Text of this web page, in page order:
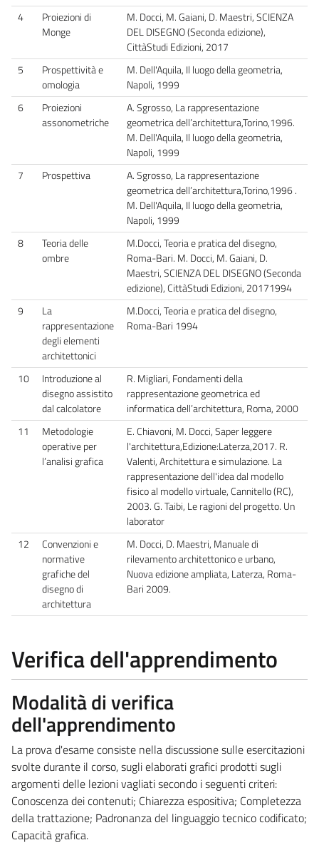
4
Proiezioni di
Monge
M. Docci, M. Gaiani, D. Maestri, SCIENZA
DEL DISEGNO (Seconda edizione),
CittàStudi Edizioni, 2017
5
Prospettività e
omologia
M. Dell'Aquila, Il luogo della geometria,
Napoli, 1999
6
Proiezioni
assonometriche
A. Sgrosso, La rappresentazione
geometrica dell’architettura,Torino,1996.
M. Dell'Aquila, Il luogo della geometria,
Napoli, 1999
7
Prospettiva
A. Sgrosso, La rappresentazione
geometrica dell’architettura,Torino,1996 .
M. Dell'Aquila, Il luogo della geometria,
Napoli, 1999
8
Teoria delle
ombre
M.Docci, Teoria e pratica del disegno,
Roma-Bari. M. Docci, M. Gaiani, D.
Maestri, SCIENZA DEL DISEGNO (Seconda
edizione), CittàStudi Edizioni, 20171994
9
La
rappresentazione
degli elementi
architettonici
M.Docci, Teoria e pratica del disegno,
Roma-Bari 1994
10
Introduzione al
disegno assistito
dal calcolatore
R. Migliari, Fondamenti della
rappresentazione geometrica ed
informatica dell’architettura, Roma, 2000
11
Metodologie
operative per
l’analisi grafica
E. Chiavoni, M. Docci, Saper leggere
l'architettura,Edizione:Laterza,2017. R.
Valenti, Architettura e simulazione. La
rappresentazione dell'idea dal modello
fisico al modello virtuale, Cannitello (RC),
2003. G. Taibi, Le ragioni del progetto. Un
laborator
12
Convenzioni e
normative
grafiche del
disegno di
architettura
M. Docci, D. Maestri, Manuale di
rilevamento architettonico e urbano,
Nuova edizione ampliata, Laterza, Roma-
Bari 2009.
Verifica dell'apprendimento
Modalità di verifica
dell'apprendimento
La prova d'esame consiste nella discussione sulle esercitazioni
svolte durante il corso, sugli elaborati grafici prodotti sugli
argomenti delle lezioni vagliati secondo i seguenti criteri:
Conoscenza dei contenuti; Chiarezza espositiva; Completezza
della trattazione; Padronanza del linguaggio tecnico codificato;
Capacità grafica.